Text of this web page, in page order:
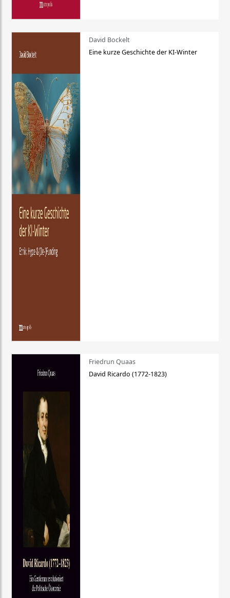
David Bockelt
Eine kurze Geschichte der KI-Winter
Friedrun Quaas
David Ricardo (1772-1823)